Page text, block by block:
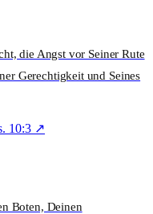
die Angst vor Seiner Rute
Gerechtigkeit und Seines
10:3 ↗
Boten, Deinen